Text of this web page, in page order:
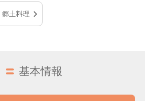
郷土料理
基本情報